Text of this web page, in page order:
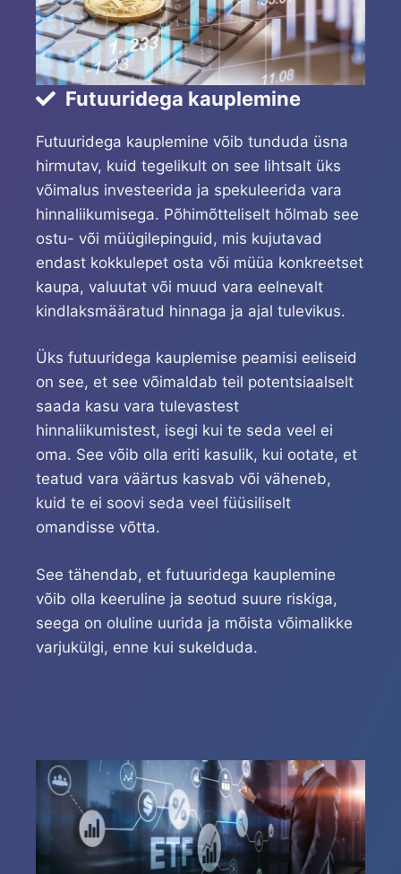
Futuuridega kauplemine
Futuuridega kauplemine võib tunduda üsna
hirmutav, kuid tegelikult on see lihtsalt üks
võimalus investeerida ja spekuleerida vara
hinnaliikumisega. Põhimõtteliselt hõlmab see
ostu- või müügilepinguid, mis kujutavad
endast kokkulepet osta või müüa konkreetset
kaupa, valuutat või muud vara eelnevalt
kindlaksmääratud hinnaga ja ajal tulevikus.
Üks futuuridega kauplemise peamisi eeliseid
on see, et see võimaldab teil potentsiaalselt
saada kasu vara tulevastest
hinnaliikumistest, isegi kui te seda veel ei
oma. See võib olla eriti kasulik, kui ootate, et
teatud vara väärtus kasvab või väheneb,
kuid te ei soovi seda veel füüsiliselt
omandisse võtta.
See tähendab, et futuuridega kauplemine
võib olla keeruline ja seotud suure riskiga,
seega on oluline uurida ja mõista võimalikke
varjukülgi, enne kui sukelduda.